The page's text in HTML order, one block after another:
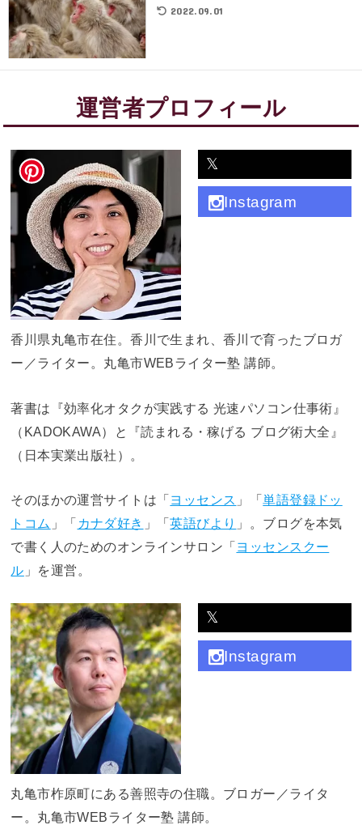
2022.09.01
運営者プロフィール
𝕏
Instagram
香川県丸亀市在住。香川で生まれ、香川で育ったブロガ
ー／ライター。丸亀市WEBライター塾 講師。
著書は『効率化オタクが実践する 光速パソコン仕事術』
（KADOKAWA）と『読まれる・稼げる ブログ術大全』
（日本実業出版社）。
そのほかの運営サイトは「ヨッセンス 」「単語登録ドッ
トコム 」「 カナダ好き 」「英語びより 」。ブログを本気
で書く人のためのオンラインサロン「ヨッセンスクー
ル 」を運営。
𝕏
Instagram
丸亀市柞原町にある善照寺の住職。ブロガー／ライタ
ー。丸亀市WEBライター塾 講師。